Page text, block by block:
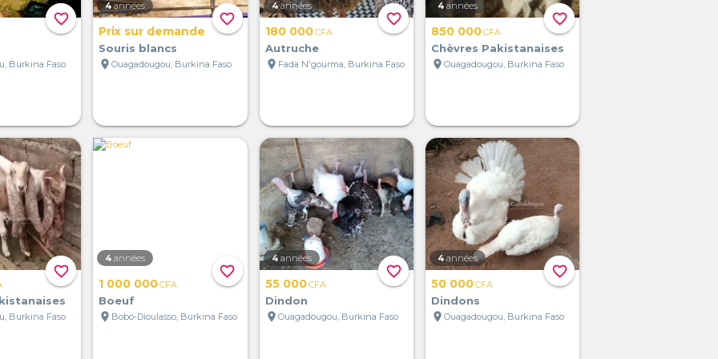
favorite_border
Burkina Faso
favorite_border
4 années
Prix sur demande
Souris blancs
location_onOuagadougou, Burkina Faso
favorite_border
4 années
180 000CFA
Autruche
location_on Fada N'gourma, Burkina Faso
favorite_border
4 années
850 000CFA
Chèvres Pakistanaises
location_onOuagadougou, Burkina Faso
favorite_border
Burkina Faso
favorite_border
4 années
1 000 000CFA
Boeuf
location_on Bobo-Dioulasso, Burkina Faso
favorite_border
4 années
55 000CFA
Dindon
location_on Ouagadougou, Burkina Faso
favorite_border
4 années
50 000CFA
Dindons
location_onOuagadougou, Burkina Faso